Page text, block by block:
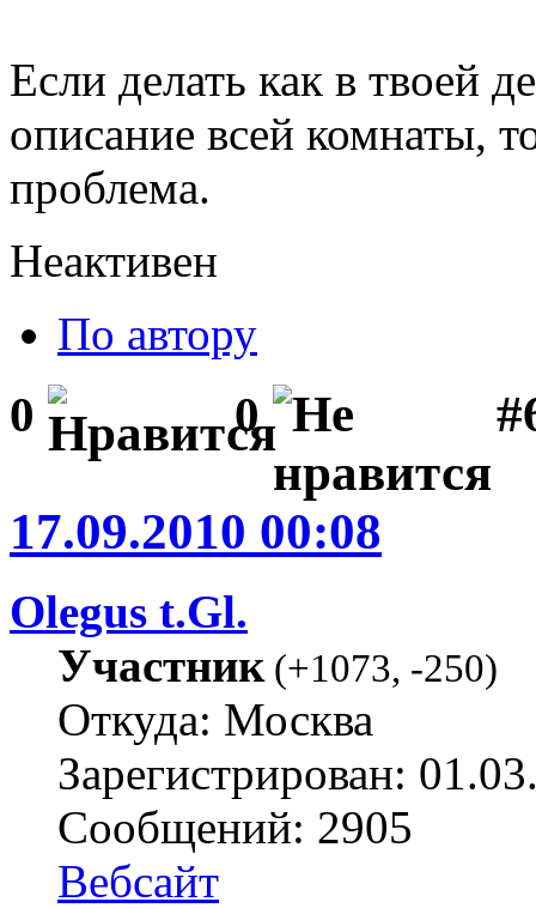
Если делать как в твоей
описание всей комнаты,
проблема.
Неактивен
По автору
0 0
17.09.2010 00:08
Olegus t.Gl.
Участник(+1073, -250)
Откуда: Москва
Зарегистрирован:
Сообщений: 2905
Вебсайт